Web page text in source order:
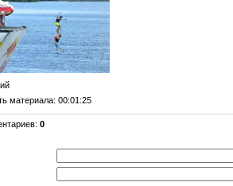
материала: 00:01:25
: 0